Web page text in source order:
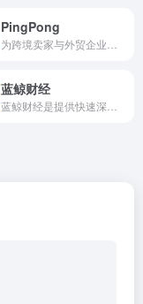
PingPong
蓝鲸财经